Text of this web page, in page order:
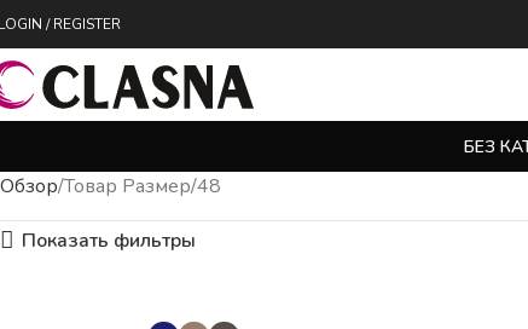
/ REGISTER
БЕЗ
Обзор Товар Размер 48
Показать фильтры